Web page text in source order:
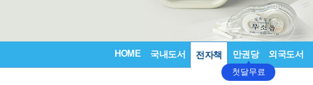
HOME 국내도서 전자책 만권당
첫달무료
외국도서